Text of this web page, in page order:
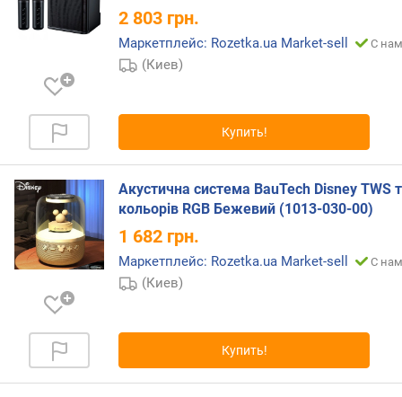
р
е
н
з
в
у
к
о
в
о
о
а
2 803 грн.
Маркетплейс: Rozetka.ua Market-sell С
(Киев)
Купить!
Акустична система BauTech Disney TWS
кольорів RGB Бежевий (1013-030-00)
1 682 грн.
Маркетплейс: Rozetka.ua Market-sell С
(Киев)
Купить!